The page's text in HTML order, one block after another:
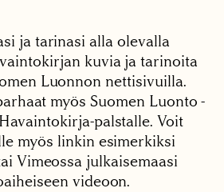
ja tarinasi alla olevalla
kuvia ja tarinoita
Luonnon nettisivuilla.
myös Suomen Luonto -
palstalle. Voit
myös linkin esimerkiksi
Vimeossa julkaisemaasi
videoon.